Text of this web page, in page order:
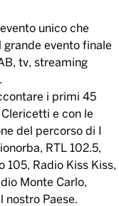
unico che
evento finale
tv, streaming
i primi 45
e con le
del percorso di I
RTL 102.5,
105, Radio Kiss Kiss,
Monte Carlo,
nostro Paese.